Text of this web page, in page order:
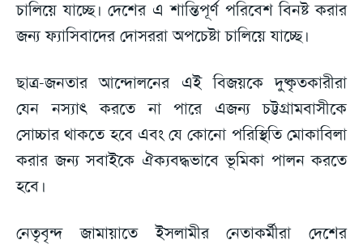
চালিয়ে যাচ্ছে। দেশের এ শান্তিপূর্ণ পরিবেশ বিনষ্ট করার
জন্য ফ্যাসিবাদের দোসররা অপচেষ্টা চালিয়ে যাচ্ছে।
ছাত্র-জনতার আন্দোলনের এই বিজয়কে দুষ্কৃতকারীরা
যেন নস্যাৎ করতে না পারে এজন্য চট্টগ্রামবাসীকে
সোচ্চার থাকতে হবে এবং যে কোনো পরিস্থিতি মোকাবিলা
করার জন্য সবাইকে ঐক্যবদ্ধভাবে ভূমিকা পালন করতে
হবে।
নেতৃবৃন্দ জামায়াতে ইসলামীর নেতাকর্মীরা দেশের